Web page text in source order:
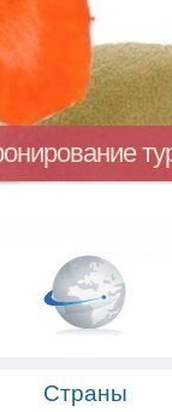
Страны